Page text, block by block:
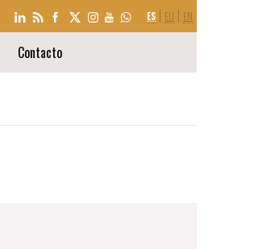
SELECCIÓN
DE
ES EU EN
Contacto